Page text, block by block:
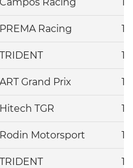
PREMA Racing
TRIDENT
ART Grand Prix
Hitech TGR
Rodin Motorsport
TRIDENT